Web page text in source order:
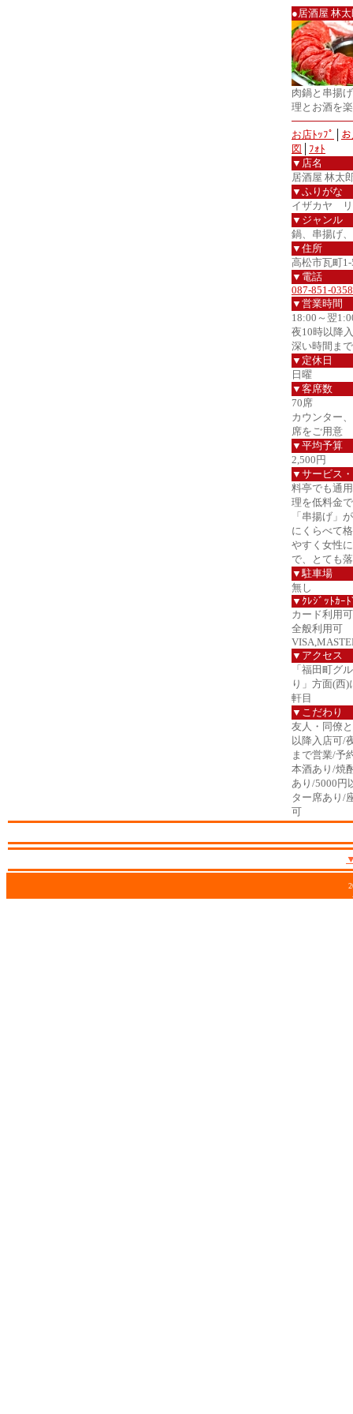
●居酒屋 林
肉鍋と串揚
理とお酒を
お店ﾄｯﾌﾟ
図
ﾌｫﾄ
▼店名
居酒屋 林太
▼ふりがな
イザカヤ リ
▼ジャンル
鍋、串揚げ
▼住所
高松市瓦町1-
▼電話
087-851-0358
▼営業時間
18:00～翌
夜10時以降
深い時間ま
▼定休日
日曜
▼客席数
70席
カウンター
席をご用意
▼平均予算
2,500円
▼サービス
料亭でも通
理を低料金
「串揚げ」
にくらべて
やすく女性
で、とても
▼駐車場
無し
▼ｸﾚｼﾞｯﾄｶｰﾄ
カード利用可
全般利用可
▼アクセス
「福田町グ
り」方面(西
軒目
▼こだわり
友人・同僚
以降入店可/
まで営業/予
本酒あり/焼
あり/5000円
ター席あり/
可